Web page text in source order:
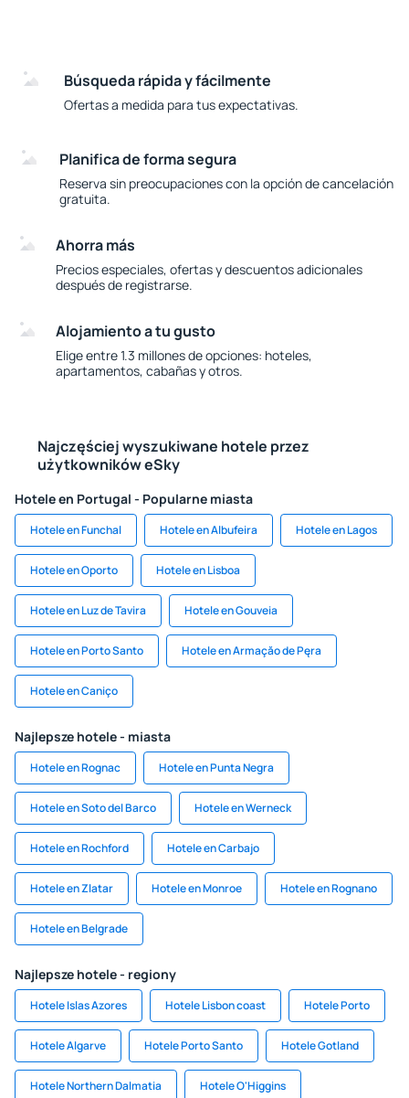
Búsqueda rápida y fácilmente
Ofertas a medida para tus expectativas.
Planifica de forma segura
Reserva sin preocupaciones con la opción de cancelación
gratuita.
Ahorra más
Precios especiales, ofertas y descuentos adicionales
después de registrarse.
Alojamiento a tu gusto
Elige entre 1.3 millones de opciones: hoteles,
apartamentos, cabañas y otros.
Najczęściej wyszukiwane hotele przez
użytkowników eSky
Hotele en Portugal - Popularne miasta
Hotele en Funchal Hotele en Albufeira Hotele en Lagos
Hotele en Oporto Hotele en Lisboa
Hotele en Luz de Tavira Hotele en Gouveia
Hotele en Porto Santo Hotele en Armaçăo de Pęra
Hotele en Caniço
Najlepsze hotele - miasta
Hotele en Rognac Hotele en Punta Negra
Hotele en Soto del Barco Hotele en Werneck
Hotele en Rochford Hotele en Carbajo
Hotele en Zlatar Hotele en Monroe Hotele en Rognano
Hotele en Belgrade
Najlepsze hotele - regiony
Hotele Islas Azores Hotele Lisbon coast Hotele Porto
Hotele Algarve Hotele Porto Santo Hotele Gotland
Hotele Northern Dalmatia Hotele O'Higgins